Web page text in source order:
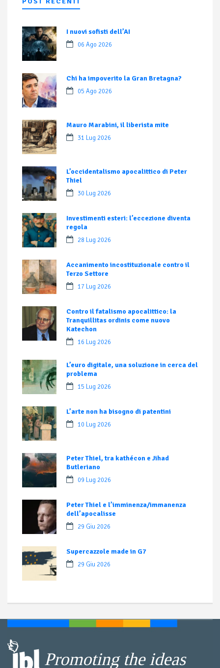
I nuovi sofisti dell’AI
06 Ago 2026
Chi ha impoverito la Gran Bretagna?
05 Ago 2026
Mauro Marabini, il liberista mite
31 Lug 2026
L’occidentalismo apocalittico di Peter
Thiel
30 Lug 2026
Investimenti esteri: l’eccezione diventa
regola
28 Lug 2026
Accanimento incostituzionale contro il
Terzo Settore
17 Lug 2026
Contro il fatalismo apocalittico: la
Tranquillitas ordinis come nuovo
Katechon
16 Lug 2026
L’euro digitale, una soluzione in cerca del
problema
15 Lug 2026
L’arte non ha bisogno di patentini
10 Lug 2026
Peter Thiel, tra kathécon e Jihad
Butleriano
09 Lug 2026
Peter Thiel e l’imminenza/immanenza
dell’apocalisse
29 Giu 2026
Supercazzole made in G7
29 Giu 2026
Promoting the ideas